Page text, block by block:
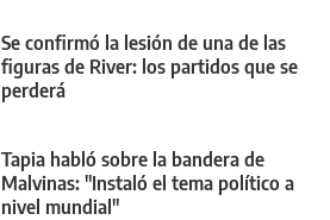
Se confirmó la lesión de una de las
figuras de River: los partidos que se
perderá
Tapia habló sobre la bandera de
Malvinas: "Instaló el tema político a
nivel mundial"